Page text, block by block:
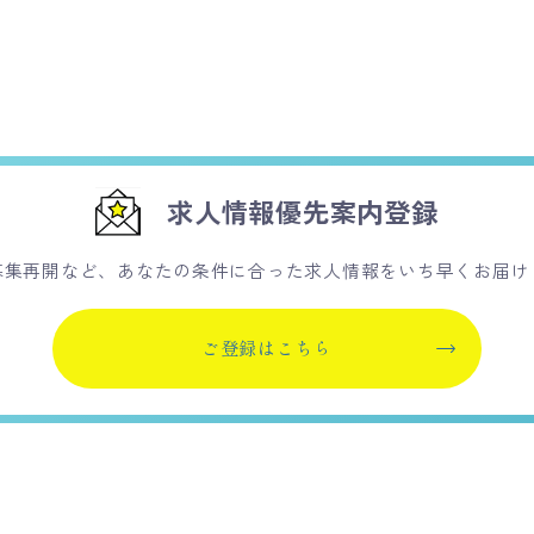
求人情報優先案内登録
再開など、あなたの条件に合った求人情報をいち早くお届
ご登録はこちら